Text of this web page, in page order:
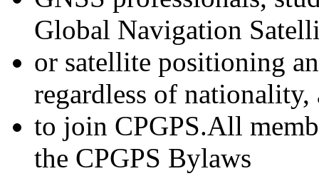
Global Navigation
or satellite positioning
regardless of nationality,
to join CPGPS.All
the CPGPS Bylaws